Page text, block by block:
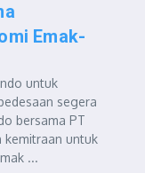
Emak-
untuk
segera
bersama PT
kemitraan untuk
...